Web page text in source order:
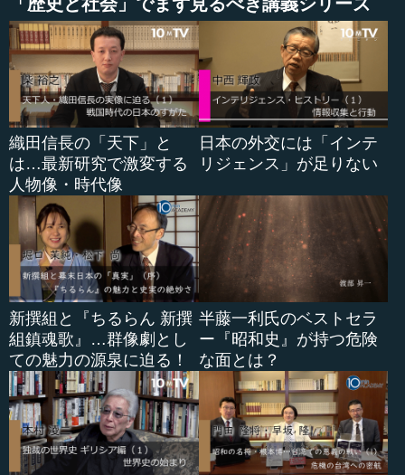
●良き指導者を選ぶこととカリ...
織田信長の「天下」と
は…最新研究で激変する
人物像・時代像
日本の外交には「インテ
リジェンス」が足りない
新撰組と『ちるらん 新撰
組鎮魂歌』…群像劇とし
ての魅力の源泉に迫る！
半藤一利氏のベストセラ
ー『昭和史』が持つ危険
な面とは？